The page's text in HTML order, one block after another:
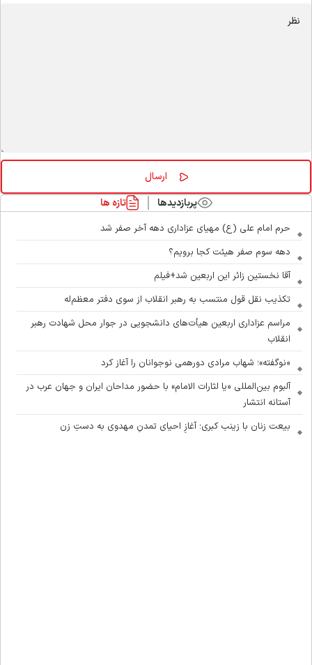
پربازدیدها تازه ها
حرم امام علی (ع) مهیای عزاداری دهه آخر صفر شد
دهه سوم صفر هیئت کجا برویم؟
آقا نخستین زائر این اربعین شد+فیلم
تکذیب نقل قول منتسب به رهبر انقلاب از سوی دفتر معظم‌له
مراسم عزاداری اربعین هیأت‌های دانشجویی در جوار محل شهادت رهبر
انقلاب
«نوگفته»؛ شهاب مرادی دورهمی نوجوانان را آغاز کرد
آلبوم بین‌المللی «یا لثارات الامام» با حضور مداحان ایران و جهان عرب در
آستانه انتشار
بیعت زنان با زینب کبری؛ آغازِ احیای تمدنِ مهدوی به دستِ زن